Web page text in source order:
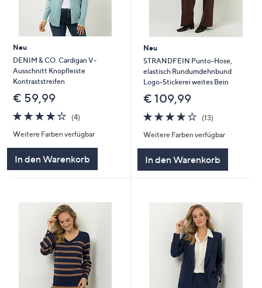
Neu
DENIM & CO. Cardigan V-
Ausschnitt Knopfleiste
Kontraststreifen
€ 59,99
4.2
von
5
(4)
Weitere Farben verfügbar
In den Warenkorb
Neu
STRANDFEIN Punto-Hose,
elastisch Rundumdehnbund
Logo-Stickerei weites Bein
€ 109,99
4.2
von
5
(13)
Weitere Farben verfügbar
In den Warenkorb